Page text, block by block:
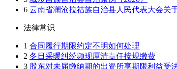
6 云南省澜沧拉祜族自治县人民代表大会关
法律常识
1 合同履行期限约定不明如何处理
2 冬日采暖纠纷频现厘清责任按规缴费
3 股东对未届缴纳期的出资所享期限利益受